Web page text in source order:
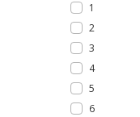
1
2
3
4
5
6